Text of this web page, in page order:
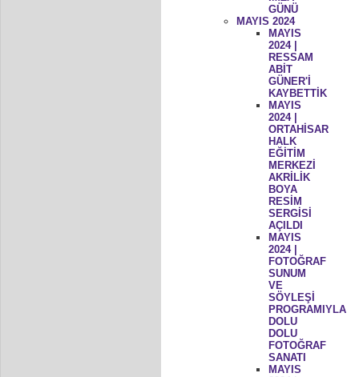
GÜNÜ
MAYIS 2024
MAYIS
2024 |
RESSAM
ABİT
GÜNER'İ
KAYBETTİK
MAYIS
2024 |
ORTAHİSAR
HALK
EĞİTİM
MERKEZİ
AKRİLİK
BOYA
RESİM
SERGİSİ
AÇILDI
MAYIS
2024 |
FOTOĞRAF
SUNUM
VE
SÖYLEŞİ
PROGRAMIYLA
DOLU
DOLU
FOTOĞRAF
SANATI
MAYIS